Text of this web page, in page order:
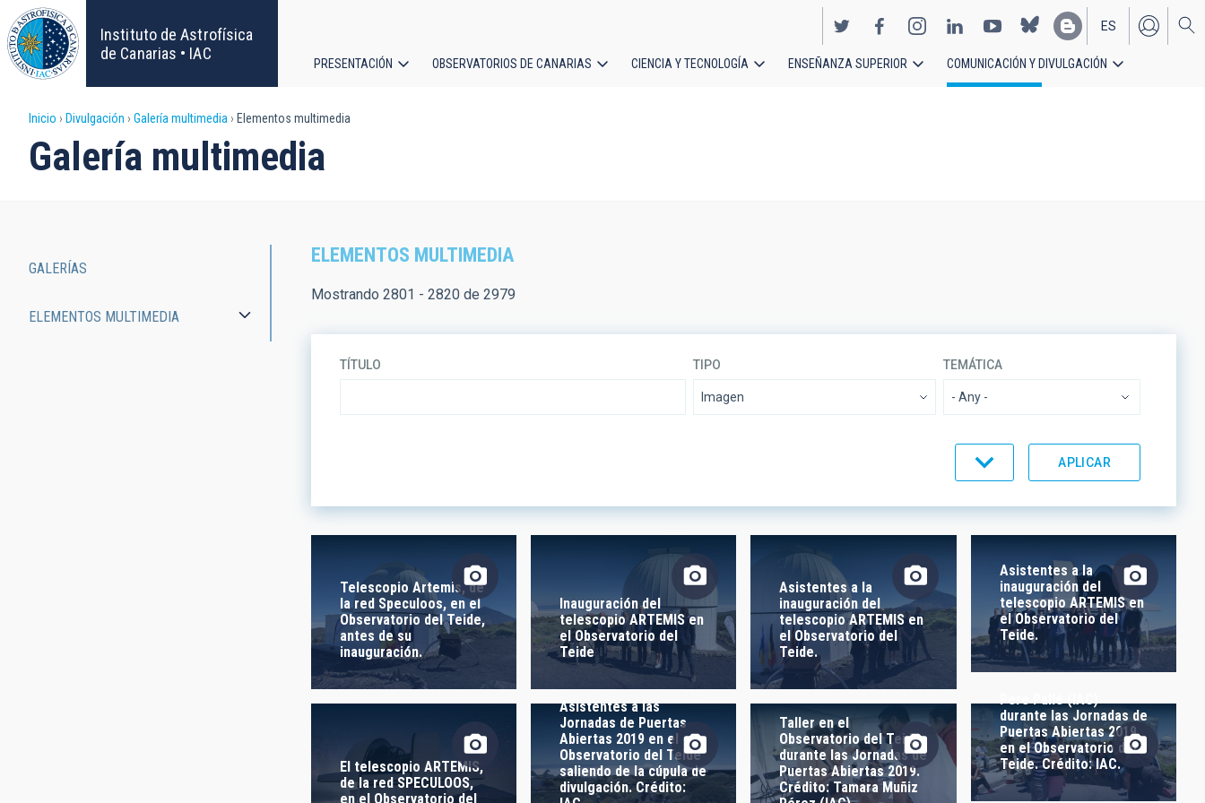
Pasar
al
contenido
principal
Instituto de Astrofísica
de Canarias • IAC
EN
ES
principal
PRESENTACIÓN OBSERVATORIOS DE CANARIAS CIENCIA Y TECNOLOGÍA ENSEÑANZA SUPERIOR COMUNICACIÓN Y DIVULGACIÓN
Sobrescribir
enlaces
la
Inicio Divulgación Galería multimedia Elementos multimedia
Galería multimedia
ELEMENTOS MULTIMEDIA
Mostrando 2801 - 2820 de 2979
TÍTULO TIPO TEMÁTICA
- Any -
- Any -
INSTALACIÓN
- Cualquiera -
Telescopio Artemis, de
la red Speculoos, en el
Observatorio del Teide,
antes de su
inauguración.
Inauguración del
telescopio ARTEMIS en
el Observatorio del
Teide
Asistentes a la
inauguración del
telescopio ARTEMIS en
el Observatorio del
Teide.
Asistentes a la
inauguración del
telescopio ARTEMIS en
el Observatorio del
Teide.
El telescopio ARTEMIS,
de la red SPECULOOS,
en el Observatorio del
Asistentes a las
Jornadas de Puertas
Abiertas 2019 en el
Observatorio del Teide
saliendo de la cúpula de
divulgación. Crédito:
Taller en el
Observatorio del Teide,
durante las Jornadas de
Puertas Abiertas 2019.
Crédito: Tamara Muñiz
durante las Jornadas de
Puertas Abiertas 2019
en el Observatorio del
Teide. Crédito: IAC.
navigation
GALERÍAS
ELEMENTOS MULTIMEDIA